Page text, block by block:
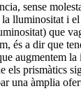
sense
lluminositat i
que
és a dir que
augmentem la
els prismàtics
una àmplia